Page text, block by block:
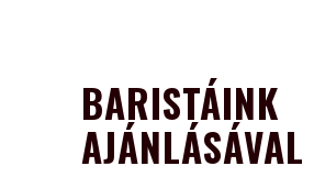
BARISTÁINK
AJÁNLÁSÁVAL